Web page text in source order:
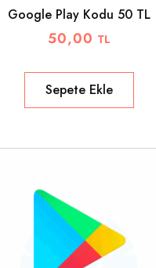
Google Play Kodu 50 TL
50,00 TL
Sepete Ekle